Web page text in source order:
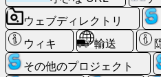
無
料
の
ア
ウェブディレクトリ
ウィキ
輸送
その他のプロジェクト